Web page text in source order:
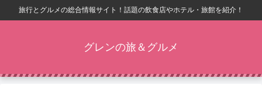
旅行とグルメの総合情報サイト！話題の飲食店やホテル・旅館を紹介！
グレンの旅＆グルメ